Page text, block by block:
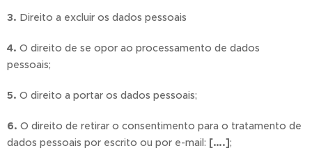
3. Direito a excluir os dados pessoais
4. O direito de se opor ao processamento de dados
pessoais;
5. O direito a portar os dados pessoais;
6. O direito de retirar o consentimento para o tratamento de
dados pessoais por escrito ou por e-mail: [….];